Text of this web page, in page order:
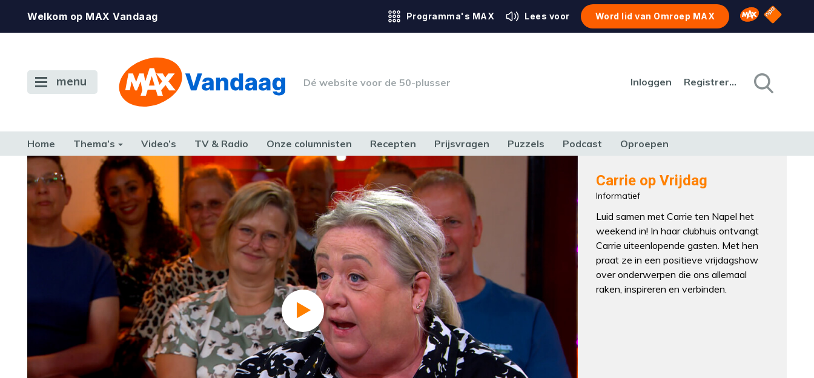
Welkom op MAX Vandaag Programma's MAX Lees voor Word lid van Omroep MAX Omroep MAX
NPO
menu Dé website voor de 50-plusser Inloggen Registreren
Home Thema’s Video’s TV & Radio Onze columnisten Recepten Prijsvragen Puzzels Podcast Oproepen
CONSUMENT ETEN & DRINKEN FAMILIE & RELATIE GELD, WERK & RECHT GEZONDHEID & SPORT HUIS, TUIN & HOBBY
TERUG NAAR TOEN Carrie op Vrijdag
Informatief
Luid samen met Carrie ten Napel het
weekend in! In haar clubhuis ontvangt
Carrie uiteenlopende gasten. Met hen
praat ze in een positieve vrijdagshow
over onderwerpen die ons allemaal
raken, inspireren en verbinden.